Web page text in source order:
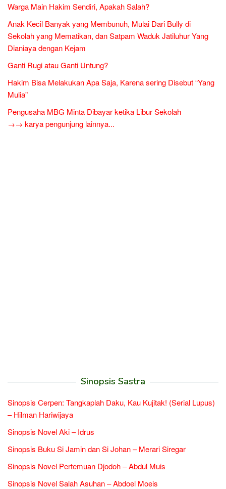
Warga Main Hakim Sendiri, Apakah Salah?
Anak Kecil Banyak yang Membunuh, Mulai Dari Bully di
Sekolah yang Mematikan, dan Satpam Waduk Jatiluhur Yang
Dianiaya dengan Kejam
Ganti Rugi atau Ganti Untung?
Hakim Bisa Melakukan Apa Saja, Karena sering Disebut “Yang
Mulia”
Pengusaha MBG Minta Dibayar ketika Libur Sekolah
→→ karya pengunjung lainnya...
Sinopsis Sastra
Sinopsis Cerpen: Tangkaplah Daku, Kau Kujitak! (Serial Lupus)
– Hilman Hariwijaya
Sinopsis Novel Aki – Idrus
Sinopsis Buku Si Jamin dan Si Johan – Merari Siregar
Sinopsis Novel Pertemuan Djodoh – Abdul Muis
Sinopsis Novel Salah Asuhan – Abdoel Moeis